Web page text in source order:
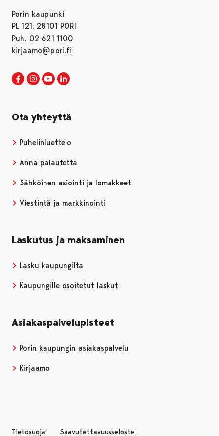
Porin kaupunki
PL 121, 28101 PORI
Puh. 02 621 1100
kirjaamo@pori.fi
Porin kaupunki Facebookissa
Avautuu uudessa välilehdessä
Porin kaupunki Instagramissa
Avautuu uudessa välilehdessä
Porin kaupunki Youtubessa
Avautuu uudessa välilehdessä
Ota yhteyttä
Puhelinluettelo
Anna palautetta
Sähköinen asiointi ja lomakkeet
Viestintä ja markkinointi
Laskutus ja maksaminen
Lasku kaupungilta
Kaupungille osoitetut laskut
Asiakaspalvelupisteet
Porin kaupungin asiakaspalvelu
Kirjaamo
Tietosuoja Saavutettavuusseloste